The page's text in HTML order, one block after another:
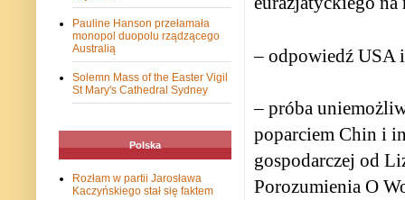
– odpowiedź USA
– próba
poparciem Chin i
gospodarczej od
Porozumienia O
Pauline Hanson przełamała
monopol duopolu rządzącego
Australią
Solemn Mass of the Easter Vigil
St Mary's Cathedral Sydney
Polska
Rozłam w partii Jarosława
Kaczyńskiego stał się faktem